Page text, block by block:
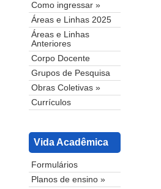
Como ingressar »
Áreas e Linhas 2025
Áreas e Linhas
Anteriores
Corpo Docente
Grupos de Pesquisa
Obras Coletivas »
Currículos
Vida Acadêmica
Formulários
Planos de ensino »